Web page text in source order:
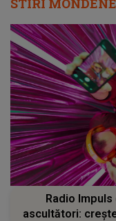
STIRI MONDENE
Radio
ascultători: